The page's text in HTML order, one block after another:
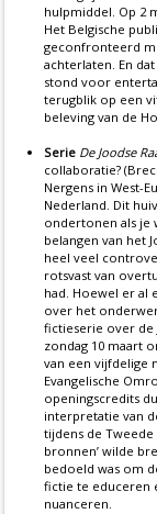
hulpmiddel. Op 2
Het Belgische
geconfronteerd
achterlaten. En
stond voor
terugblik op een
beleving van de
Serie De Joodse
collaboratie?
Nergens in West-
Nederland. Dit
ondertonen als je
belangen van het
heel veel
rotsvast van
had. Hoewel er al
over het
fictieserie over de
zondag 10 maart
van een vijfdelige
Evangelische
openingscredits
interpretatie van
tijdens de
bronnen’ wilde
bedoeld was om
fictie te educeren
nuanceren.